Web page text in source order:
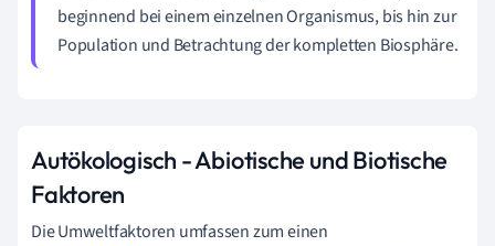
beginnend bei einem einzelnen Organismus, bis hin zur
Population und Betrachtung der kompletten Biosphäre.
Autökologisch - Abiotische und Biotische
Faktoren
Die Umweltfaktoren umfassen zum einen